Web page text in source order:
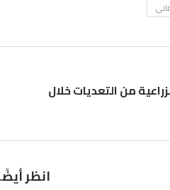
من التعديات خلال
انظر